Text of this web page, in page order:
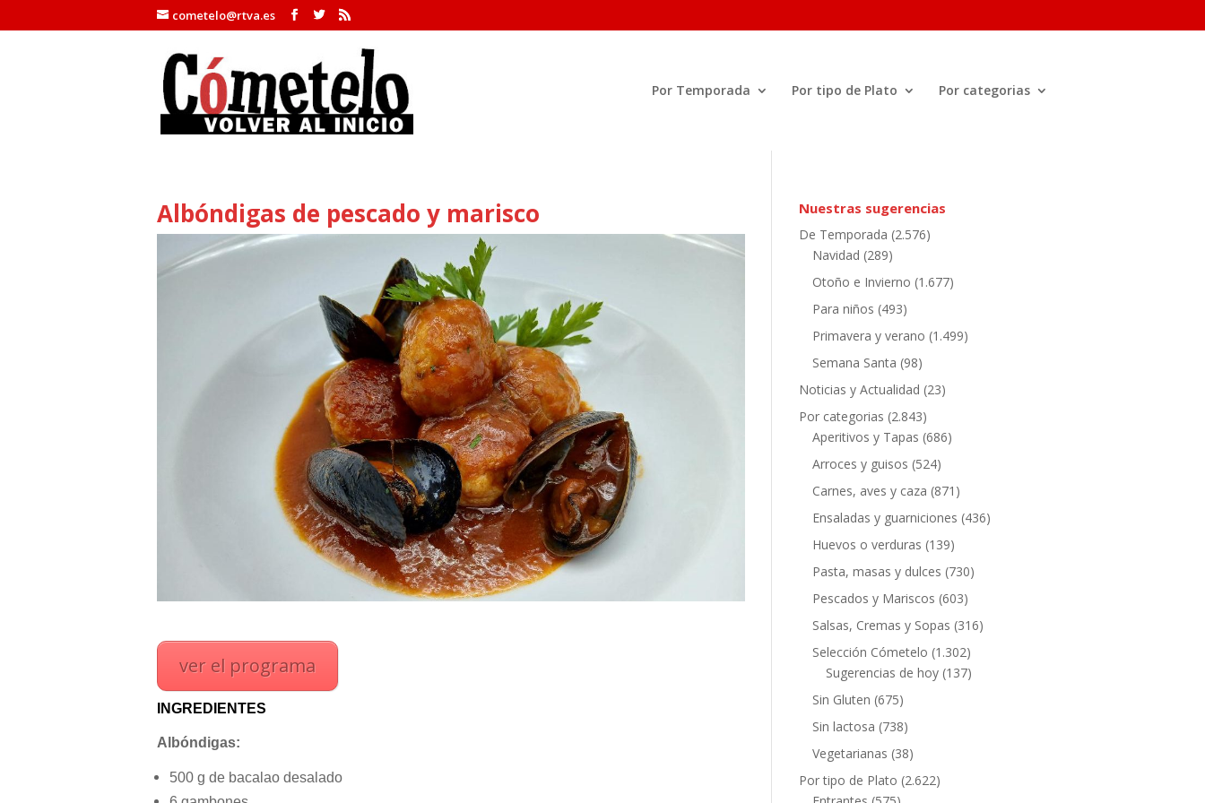
cometelo@rtva.es
Por Temporada Por tipo de Plato Por categorias
Albóndigas de pescado y marisco
ver el programa
INGREDIENTES
Albóndigas:
500 g de bacalao desalado
Nuestras sugerencias
De Temporada (2.576)
Navidad (289)
Otoño e Invierno (1.677)
Para niños (493)
Primavera y verano (1.499)
Semana Santa (98)
Noticias y Actualidad (23)
Por categorias (2.843)
Aperitivos y Tapas (686)
Arroces y guisos (524)
Carnes, aves y caza (871)
Ensaladas y guarniciones (436)
Huevos o verduras (139)
Pasta, masas y dulces (730)
Pescados y Mariscos (603)
Salsas, Cremas y Sopas (316)
Selección Cómetelo (1.302)
Sugerencias de hoy(137)
Sin Gluten (675)
Sin lactosa (738)
Vegetarianas (38)
Por tipo de Plato (2.622)